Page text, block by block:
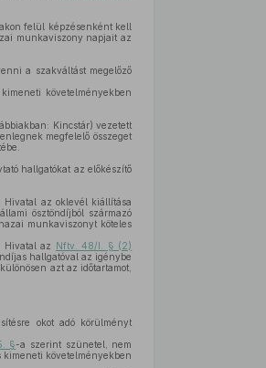
felül képzésenként kell
munkaviszony napjait az
a szakváltást megelőző
követelményekben
Kincstár) vezetett
megfelelő összeget
hallgatókat az előkészítő
Hivatal az oklevél kiállítása
ösztöndíjból származó
munkaviszonyt köteles
Hivatal az Nftv. 48/I. § (2)
hallgatóval az igénybe
azt az időtartamot,
okot adó körülményt
§-a szerint szünetel, nem
kimeneti követelményekben